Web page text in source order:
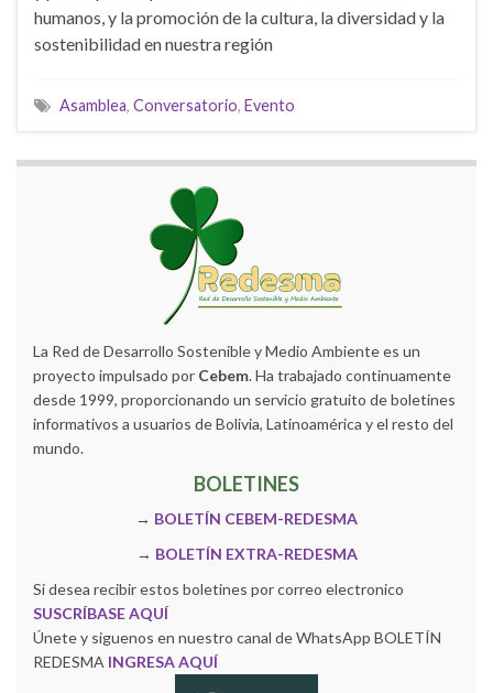
humanos, y la promoción de la cultura, la diversidad y la
sostenibilidad en nuestra región
Asamblea, Conversatorio, Evento
La Red de Desarrollo Sostenible y Medio Ambiente es un
proyecto impulsado por Cebem. Ha trabajado continuamente
desde 1999, proporcionando un servicio gratuito de boletines
informativos a usuarios de Bolivia, Latinoamérica y el resto del
mundo.
BOLETINES
→ BOLETÍN CEBEM-REDESMA
→ BOLETÍN EXTRA-REDESMA
Si desea recibir estos boletines por correo electronico
SUSCRÍBASE AQUÍ
Únete y siguenos en nuestro canal de WhatsApp BOLETÍN
REDESMA INGRESA AQUÍ